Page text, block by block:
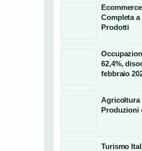
Completa
Prodotti
62,4%,
febbraio
Agricoltura
Produzioni
Turismo